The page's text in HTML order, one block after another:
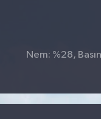
Nem: %28,